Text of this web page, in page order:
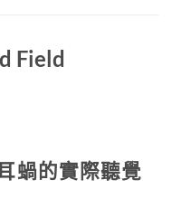
Field
蝸的實際聽覺